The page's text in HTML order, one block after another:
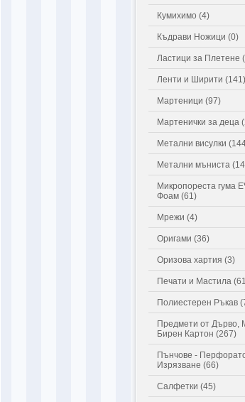
Кумихимо (4)
Къдрави Ножици (0)
Ластици за Плетене
Ленти и Ширити (141)
Мартеници (97)
Мартенички за деца
Метални висулки
Метални мъниста
Микропореста гума
Фоам (61)
Мрежи (4)
Оригами (36)
Оризова хартия (3)
Печати и Мастила
Полиестерен Ръкав
Предмети от Дърво,
Бирен Картон (267)
Пънчове -
Изрязване (66)
Салфетки (45)